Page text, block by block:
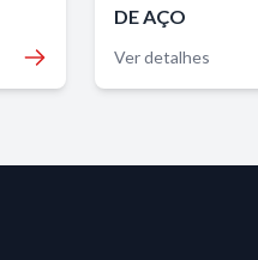
DE AÇO
Ver detalhes